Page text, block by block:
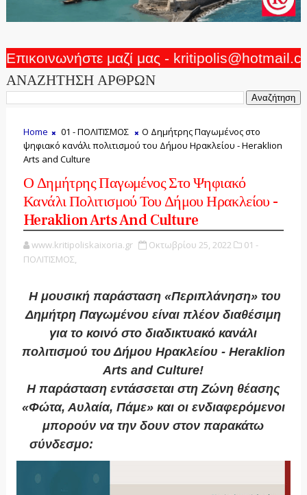
Επικοινωνήστε μαζί μας -
ΑΝΑΖΗΤΗΣΗ ΑΡΘΡΩΝ
Home 01 - ΠΟΛΙΤΙΣΜΟΣ
Ο Δημήτρης Παγωμένος στο
ψηφιακό κανάλι πολιτισμού του Δήμου Ηρακλείου - Heraklion
Arts and Culture
Ο Δημήτρης Παγωμένος Στο Ψηφιακό
Κανάλι Πολιτισμού Του Δήμου Ηρακλείου -
Heraklion Arts And Culture
www.kritipoliskaixoria.gr Οκτωβρίου 25, 2022
01 -
ΠΟΛΙΤΙΣΜΟΣ,
H μουσική παράσταση «Περιπλάνηση» του
Δημήτρη Παγωμένου είναι πλέον διαθέσιμη
για το κοινό στο διαδικτυακό κανάλι
πολιτισμού του Δήμου Ηρακλείου - Heraklion
Arts and Culture!
Η παράσταση εντάσσεται στη Ζώνη θέασης
«Φώτα, Αυλαία, Πάμε» και οι ενδιαφερόμενοι
μπορούν να την δουν στον παρακάτω
σύνδεσμο: